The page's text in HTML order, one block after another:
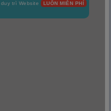
duy trì Website
LUÔN MIỄN PHÍ